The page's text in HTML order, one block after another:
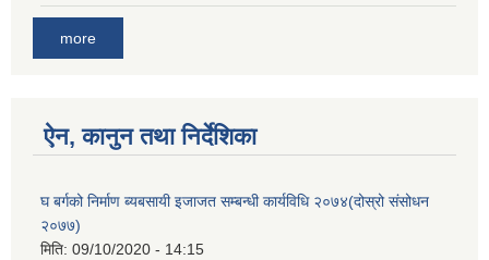
more
ऐन, कानुन तथा निर्देशिका
घ बर्गको निर्माण ब्यबसायी इजाजत सम्बन्धी कार्यविधि २०७४(दोस्रो संसोधन
२०७७)
मिति: 09/10/2020 - 14:15